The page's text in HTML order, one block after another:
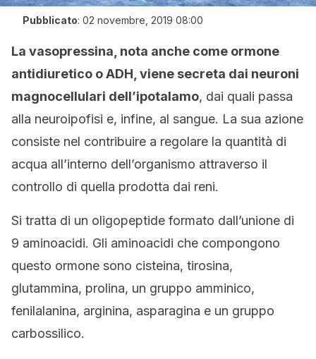
Pubblicato: 02 novembre, 2019 08:00
La vasopressina, nota anche come ormone
antidiuretico o ADH, viene secreta dai neuroni
magnocellulari dell’ipotalamo, dai quali passa
alla neuroipofisi e, infine, al sangue. La sua azione
consiste nel contribuire a regolare la quantità di
acqua all’interno dell’organismo attraverso il
controllo di quella prodotta dai reni.
Si tratta di un oligopeptide formato dall’unione di
9 aminoacidi. Gli aminoacidi che compongono
questo ormone sono cisteina, tirosina,
glutammina, prolina, un gruppo amminico,
fenilalanina, arginina, asparagina e un gruppo
carbossilico.